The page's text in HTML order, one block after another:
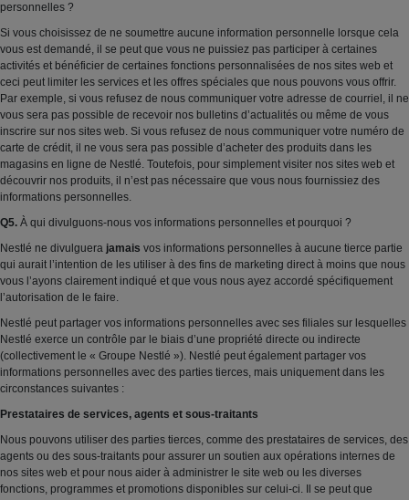
personnelles ?
Si vous choisissez de ne soumettre aucune information personnelle lorsque cela
vous est demandé, il se peut que vous ne puissiez pas participer à certaines
activités et bénéficier de certaines fonctions personnalisées de nos sites web et
ceci peut limiter les services et les offres spéciales que nous pouvons vous offrir.
Par exemple, si vous refusez de nous communiquer votre adresse de courriel, il ne
vous sera pas possible de recevoir nos bulletins d’actualités ou même de vous
inscrire sur nos sites web. Si vous refusez de nous communiquer votre numéro de
carte de crédit, il ne vous sera pas possible d’acheter des produits dans les
magasins en ligne de Nestlé. Toutefois, pour simplement visiter nos sites web et
découvrir nos produits, il n’est pas nécessaire que vous nous fournissiez des
informations personnelles.
Q5. À qui divulguons-nous vos informations personnelles et pourquoi ?
Nestlé ne divulguera jamais vos informations personnelles à aucune tierce partie
qui aurait l’intention de les utiliser à des fins de marketing direct à moins que nous
vous l’ayons clairement indiqué et que vous nous ayez accordé spécifiquement
l’autorisation de le faire.
Nestlé peut partager vos informations personnelles avec ses filiales sur lesquelles
Nestlé exerce un contrôle par le biais d’une propriété directe ou indirecte
(collectivement le « Groupe Nestlé »). Nestlé peut également partager vos
informations personnelles avec des parties tierces, mais uniquement dans les
circonstances suivantes :
Prestataires de services, agents et sous-traitants
Nous pouvons utiliser des parties tierces, comme des prestataires de services, des
agents ou des sous-traitants pour assurer un soutien aux opérations internes de
nos sites web et pour nous aider à administrer le site web ou les diverses
fonctions, programmes et promotions disponibles sur celui-ci. Il se peut que